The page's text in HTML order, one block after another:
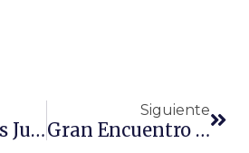
Reforestamos Junto A La Comunidad
Siguiente
Gran Encuentro Del Consejo Nacional Scout Con La Región Carabobo